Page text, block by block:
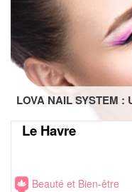
LOVA NAIL SYSTEM :
Le Havre
Beauté et Bien-être